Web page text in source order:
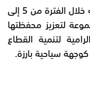
ويعد هذا الحدث البارز، المقرر اقامته خلال الفترة من 5 إلى
لتعزيز محفظتها
لتنمية القطاع
سياحية بارزة.